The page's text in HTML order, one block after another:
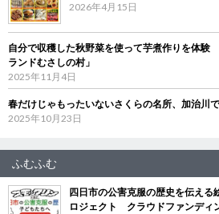
2026年4月15日
自分で収穫した秋野菜を使って芋煮作りを体
ランドむさしの村」
2025年11月4日
春だけじゃもったいないさくらの名所、加治川
2025年10月23日
ふむふむ
四日市の公害克服の歴史を伝える
ロジェクト クラウドファンディ